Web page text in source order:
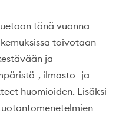
tänä vuonna
toivotaan
ja
, ilmasto- ja
huomioiden. Lisäksi